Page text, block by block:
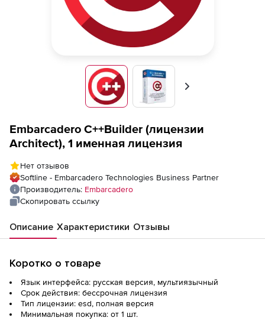
Вперед
Embarcadero C++Builder (лицензии
Architect), 1 именная лицензия
Нет отзывов
Softline - Embarcadero Technologies Business Partner
Производитель: Embarcadero
Скопировать ссылку
Описание Характеристики Отзывы
Коротко о товаре
Язык интерфейса: русская версия, мультиязычный
Срок действия: бессрочная лицензия
Тип лицензии: esd, полная версия
Минимальная покупка: от 1 шт.